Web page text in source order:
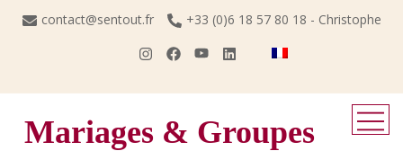
Skip
contact@sentout.fr +33 (0)6 18 57 80 18 - Christophe
Mariages & Groupes